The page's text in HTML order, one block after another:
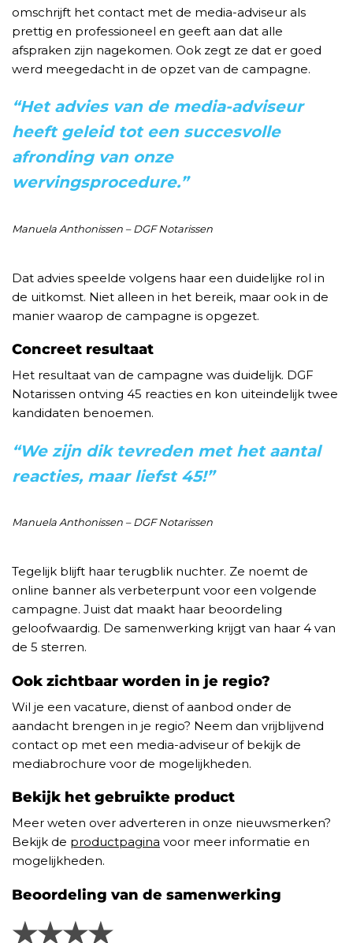
omschrijft het contact met de media-adviseur als
prettig en professioneel en geeft aan dat alle
afspraken zijn nagekomen. Ook zegt ze dat er goed
werd meegedacht in de opzet van de campagne.
“Het advies van de media-adviseur
heeft geleid tot een succesvolle
afronding van onze
wervingsprocedure.”
Manuela Anthonissen – DGF Notarissen
Dat advies speelde volgens haar een duidelijke rol in
de uitkomst. Niet alleen in het bereik, maar ook in de
manier waarop de campagne is opgezet.
Concreet resultaat
Het resultaat van de campagne was duidelijk. DGF
Notarissen ontving 45 reacties en kon uiteindelijk twee
kandidaten benoemen.
“We zijn dik tevreden met het aantal
reacties, maar liefst 45!”
Manuela Anthonissen – DGF Notarissen
Tegelijk blijft haar terugblik nuchter. Ze noemt de
online banner als verbeterpunt voor een volgende
campagne. Juist dat maakt haar beoordeling
geloofwaardig. De samenwerking krijgt van haar 4 van
de 5 sterren.
Ook zichtbaar worden in je regio?
Wil je een vacature, dienst of aanbod onder de
aandacht brengen in je regio? Neem dan vrijblijvend
contact op met een media-adviseur of bekijk de
mediabrochure voor de mogelijkheden.
Bekijk het gebruikte product
Meer weten over adverteren in onze nieuwsmerken?
Bekijk de productpagina voor meer informatie en
mogelijkheden.
Beoordeling van de samenwerking
★★★★